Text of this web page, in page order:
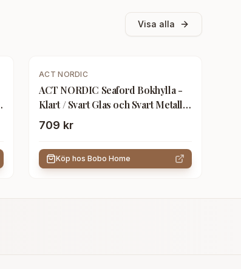
Visa alla
ACT NORDIC
ACT NORDIC Seaford Bokhylla -
Klart / Svart Glas och Svart Metall,
med 2 Hyllplan
709 kr
Köp hos Bobo Home